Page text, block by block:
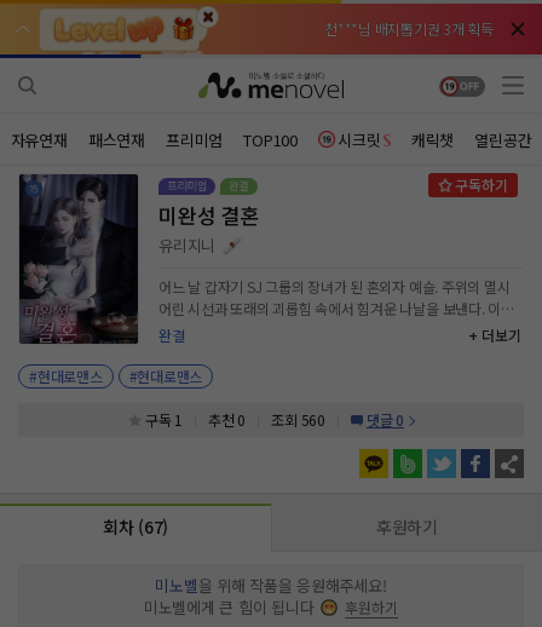
천***님 배지뽑기권 3개 획득
천***님 배지뽑기권 3개 획득
메**님 체험권 3일 획득
메**님 체험권 3일 획득
주**님 일반뽑기권 2개 획득
주**님 일반뽑기권 2개 획득
갈***님 후원10코인 획득
갈***님 후원10코인 획득
자유연재 패스연재 프리미엄 TOP100 시크릿 캐릭챗 열린공간
미완성 결혼
유리지니
완결
어느 날 갑자기 SJ 그룹의 장녀가 된 혼외자 예슬. 주위의 멸시
어린 시선과 또래의 괴롭힘 속에서 힘겨운 나날을 보낸다. 이런
지옥 같은 상황 속에서 예슬을 구해준 진원. 예슬은 진원에게 첫
있도록 노력한다. 그렇게 그를 사랑한 10년이란 긴 세월. 진원은
한 번도 예슬을 사랑한 적이 없없다. “오늘 보자고 한 이유는 너
에게…… 결혼하자는 제안을 하기 위해서야.” ˝우리는 지난 세월
없어요. 그런데 결혼을 하자고요?” “예슬아, 너도 이제 알잖아.
우리 세상에서 사랑으로 결혼하는 사람들은 없다는 걸.” 서로의
필요에 의해서 이루어지는 정략 결혼. 사랑이 없어도 그와 함께
할 수만 있다면 행복할 거라고 생각한 게 오만했던 걸까? 예슬은
아. 왜 이렇게 극단적으로 나가는 건데?” “진원 씨가 그랬잖아
요. 결혼을 지속하는 게 힘들면 놓아주겠다고.” 기나긴 사랑의
+ 더보기
#현대로맨스
#현대로맨스
구독 1 추천 0 조회 560 댓글 0
회차 (67) 후원하기
미노벨을 위해 작품을 응원해주세요!
미노벨에게 큰 힘이 됩니다
후원하기